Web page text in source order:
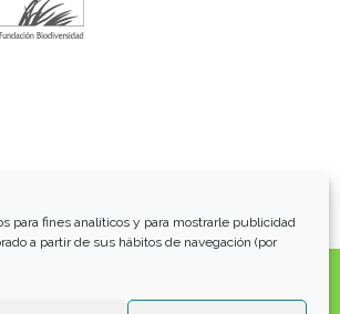
para fines analíticos y para mostrarle publicidad
a partir de sus hábitos de navegación (por
o retransmitidos
de autor u otro aviso de